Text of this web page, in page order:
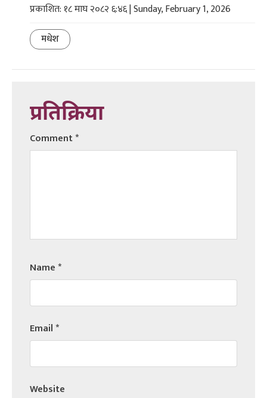
प्रकाशित: १८ माघ २०८२ ६:४६ | Sunday, February 1, 2026
मधेश
प्रतिक्रिया
Comment*
Name*
Email*
Website